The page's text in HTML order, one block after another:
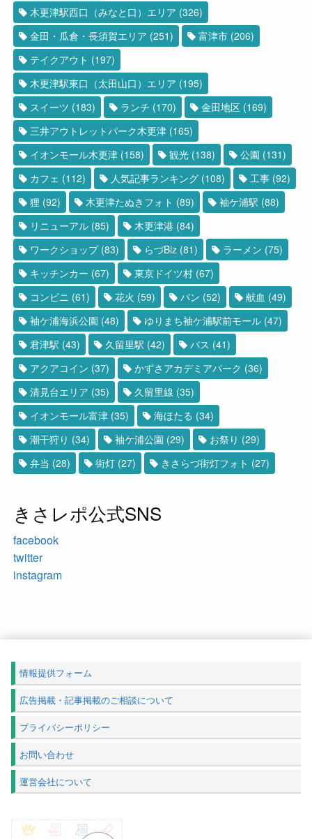
木更津駅西口（みなと口）エリア (326)
金田・瓜倉・長須賀エリア (251) 富津市 (206)
テイクアウト (197)
木更津駅東口（太田山口）エリア (195)
スイーツ (183) ランチ (170) 金田地区 (169)
三井アウトレットパーク木更津 (165)
イオンモール木更津 (158) 観光 (138) 公園 (131)
カフェ (112) 人気記事ランキング (108) 工事 (92)
狸 (92) 木更津たぬきフォト (89) 袖ケ浦駅 (88)
リニューアル (85) 木更津港 (84)
ワークショップ(83) らづBiz (81) ラーメン (75)
キッチンカー (67) 東京ドイツ村 (67)
コンビニ (61) 花火 (59) パン (52) 献血 (49)
袖ケ浦海浜公園 (48) ゆりまち袖ケ浦駅前モール (47)
君津駅 (43) 久留里駅 (42) バス (41)
アクアコイン (37) かずさアカデミアパーク (36)
清見台エリア (35) 久留里線 (35)
イオンモール富津 (35) 海ほたる (34)
潮干狩り (34) 袖ケ浦公園 (29) お祭り (29)
弁当 (28) 街灯 (27) きさらづ街灯フォト (27)
きさレポ公式SNS
facebook
twitter
instagram
情報提供フォーム
広告掲載・記事掲載のご相談について
プライバシーポリシー
お問い合わせ
運営会社について